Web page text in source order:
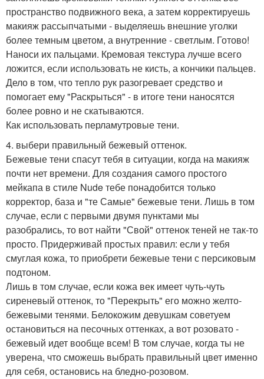
пространство подвижного века, а затем корректируешь
макияж рассыпчатыми - выделяешь внешние уголки
более темным цветом, а внутренние - светлым. Готово!
Наноси их пальцами. Кремовая текстура лучше всего
ложится, если использовать не кисть, а кончики пальцев.
Дело в том, что тепло рук разогревает средство и
помогает ему "Раскрыться" - в итоге тени наносятся
более ровно и не скатываются.
Как использовать перламутровые тени.
4. выбери правильный бежевый оттенок.
Бежевые тени спасут тебя в ситуации, когда на макияж
почти нет времени. Для создания самого простого
мейкапа в стиле Nude тебе понадобится только
корректор, база и "те Самые" бежевые тени. Лишь в том
случае, если с первыми двумя пунктами мы
разобрались, то вот найти "Свой" оттенок теней не так-то
просто. Придерживай простых правил: если у тебя
смуглая кожа, то приобрети бежевые тени с персиковым
подтоном.
Лишь в том случае, если кожа век имеет чуть-чуть
сиреневый оттенок, то "Перекрыть" его можно желто-
бежевыми тенями. Белокожим девушкам советуем
остановиться на песочных оттенках, а вот розовато -
бежевый идет вообще всем! В том случае, когда ты не
уверена, что сможешь выбрать правильный цвет именно
для себя, остановись на бледно-розовом.